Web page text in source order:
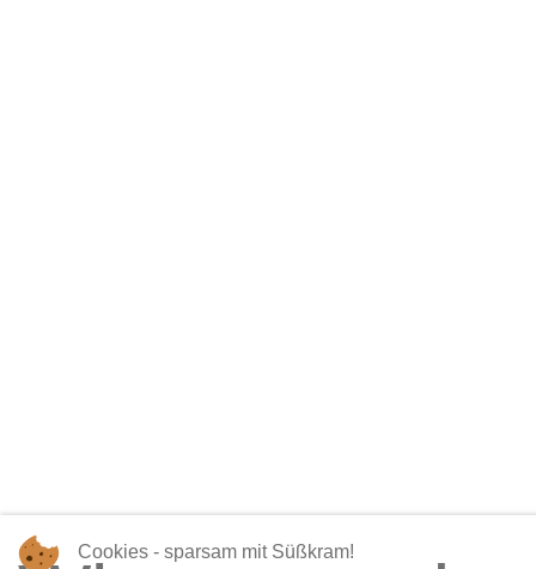
Cookies - sparsam mit Süßkram!